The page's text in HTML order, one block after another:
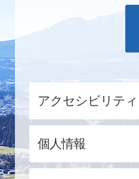
アクセシビリティ
個人情報